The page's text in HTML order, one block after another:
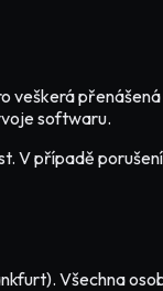
softwaru.
V případě
Všechna